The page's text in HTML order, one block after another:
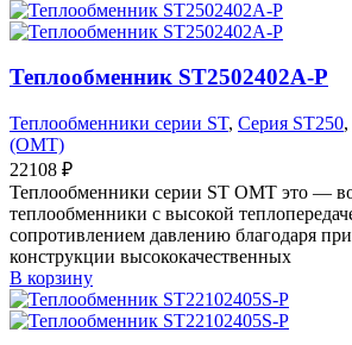
Теплообменник ST2502402A-P
Теплообменники серии ST, Серия ST250,
(OMT)
22108 ₽
Теплообменники серии ST OMT это —
теплообменники с высокой
сопротивлением давлению благодаря
конструкции высококачественных
В корзину